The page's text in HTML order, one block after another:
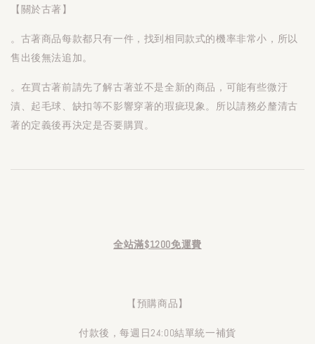
【關於古著】
。古著商品每款都只有一件，找到相同款式的機率非常小，所以
售出後無法追加。
。在買古著前請先了解古著並不是全新的商品，可能有些微汙
漬、起毛球、缺扣等不影響穿著的瑕疵現象。所以請務必釐清古
著的定義後再決定是否要購買。
全站滿$1200免運費
【預購商品】
付款後，每週日24:00結單統一補貨